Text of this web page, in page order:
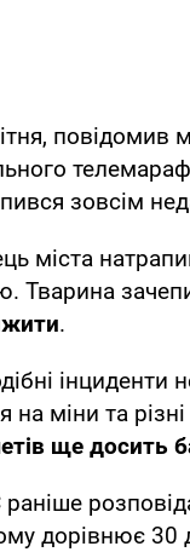
повідомив
зовсім
міста
Тварина
.
на міни та
ще досить
дорівнює 30